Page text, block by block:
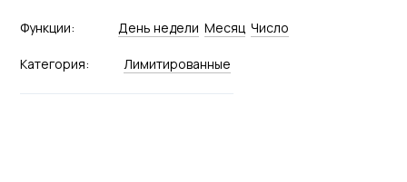
Функции: День недели Месяц Число
Категория: Лимитированные